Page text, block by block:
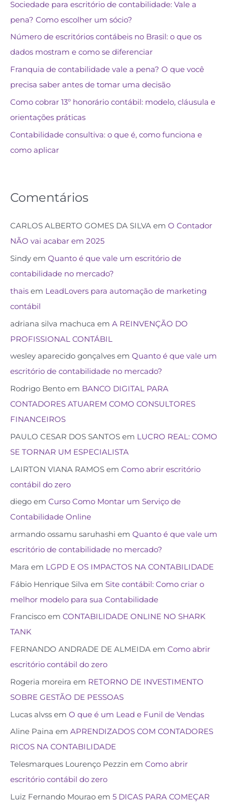
Sociedade para escritório de contabilidade: Vale a
pena? Como escolher um sócio?
Número de escritórios contábeis no Brasil: o que os
dados mostram e como se diferenciar
Franquia de contabilidade vale a pena? O que você
precisa saber antes de tomar uma decisão
Como cobrar 13º honorário contábil: modelo, cláusula e
orientações práticas
Contabilidade consultiva: o que é, como funciona e
como aplicar
Comentários
CARLOS ALBERTO GOMES DA SILVA em O Contador
NÃO vai acabar em 2025
Sindy em Quanto é que vale um escritório de
contabilidade no mercado?
thais em LeadLovers para automação de marketing
contábil
adriana silva machuca em A REINVENÇÃO DO
PROFISSIONAL CONTÁBIL
wesley aparecido gonçalves em Quanto é que vale um
escritório de contabilidade no mercado?
Rodrigo Bento em BANCO DIGITAL PARA
CONTADORES ATUAREM COMO CONSULTORES
FINANCEIROS
PAULO CESAR DOS SANTOS em LUCRO REAL: COMO
SE TORNAR UM ESPECIALISTA
LAIRTON VIANA RAMOS em Como abrir escritório
contábil do zero
diego em Curso Como Montar um Serviço de
Contabilidade Online
armando ossamu saruhashi em Quanto é que vale um
escritório de contabilidade no mercado?
Mara em LGPD E OS IMPACTOS NA CONTABILIDADE
Fábio Henrique Silva em Site contábil: Como criar o
melhor modelo para sua Contabilidade
Francisco em CONTABILIDADE ONLINE NO SHARK
TANK
FERNANDO ANDRADE DE ALMEIDA em Como abrir
escritório contábil do zero
Rogeria moreira em RETORNO DE INVESTIMENTO
SOBRE GESTÃO DE PESSOAS
Lucas alvss em O que é um Lead e Funil de Vendas
Aline Paina em APRENDIZADOS COM CONTADORES
RICOS NA CONTABILIDADE
Telesmarques Lourenço Pezzin em Como abrir
escritório contábil do zero
Luiz Fernando Mourao em 5 DICAS PARA COMEÇAR